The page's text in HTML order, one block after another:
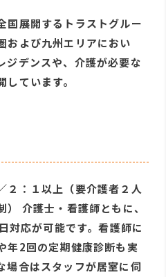
国展開するトラストグルー
および九州エリアにおい
ジデンスや、介護が必要な
ています。
２：１以上（要介護者２人
介護士・看護師ともに、
対応が可能です。看護師に
年2回の定期健康診断も実
場合はスタッフが居室に伺